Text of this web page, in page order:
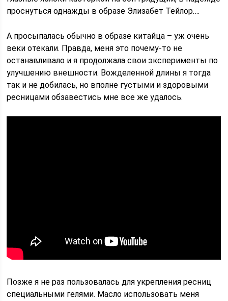
проснуться однажды в образе Элизабет Тейлор….
А просыпалась обычно в образе китайца – уж очень
веки отекали. Правда, меня это почему-то не
останавливало и я продолжала свои эксперименты по
улучшению внешности. Вожделенной длины я тогда
так и не добилась, но вполне густыми и здоровыми
ресницами обзавестись мне все же удалось.
Позже я не раз пользовалась для укрепления ресниц
специальными гелями. Масло использовать меня